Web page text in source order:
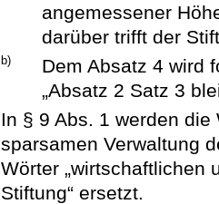
angemessener
darüber trifft der
b)
Dem Absatz 4 wird
„Absatz 2 Satz 3
In § 9 Abs. 1 werden die
sparsamen Verwaltung
Wörter „wirtschaftlichen
Stiftung“ ersetzt.